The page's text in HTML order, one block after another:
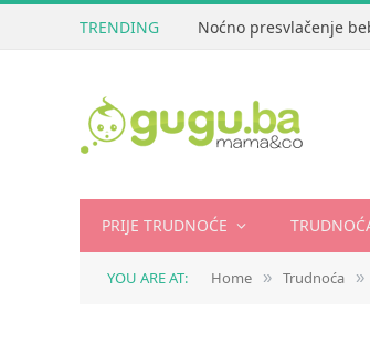
TRENDING Noćno presvlačenje
PRIJE TRUDNOĆE
YOU ARE AT: Home » Trudnoća »